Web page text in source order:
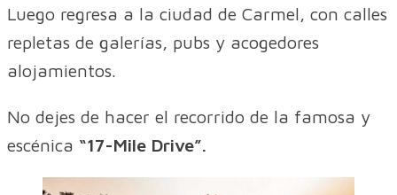
Luego regresa a la ciudad de Carmel, con calles
repletas de galerías, pubs y acogedores
alojamientos.
No dejes de hacer el recorrido de la famosa y
escénica “17-Mile Drive”.